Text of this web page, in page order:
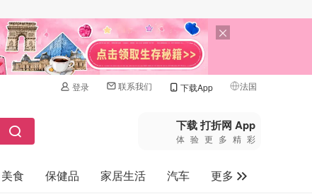
登录 联系我们 下载App 法国
🇺🇸美国
🇨🇳中国
🇨🇦加拿大
下载 打折网 App
体验更多精彩
美食 保健品 家居生活 汽车
更多